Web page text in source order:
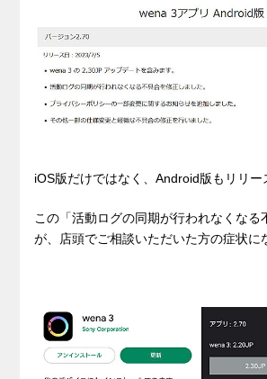
iOS版だけではなく、Android版もリリー
この「活動ログの同期が行われなくなる
が、店頭でご相談いただいた方の症状に